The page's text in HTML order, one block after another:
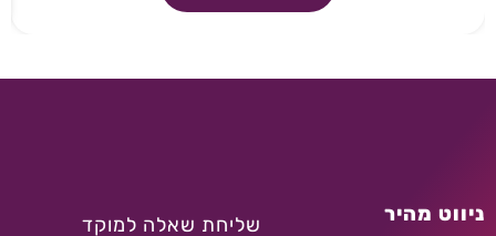
ניווט מהיר שליחת שאלה למוקד